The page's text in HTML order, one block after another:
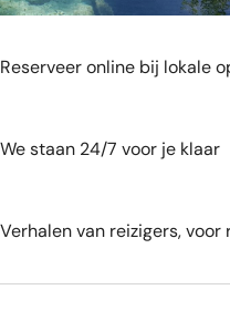
Reserveer online bij lokale
We staan 24/7 voor je klaar
Verhalen van reizigers, voor